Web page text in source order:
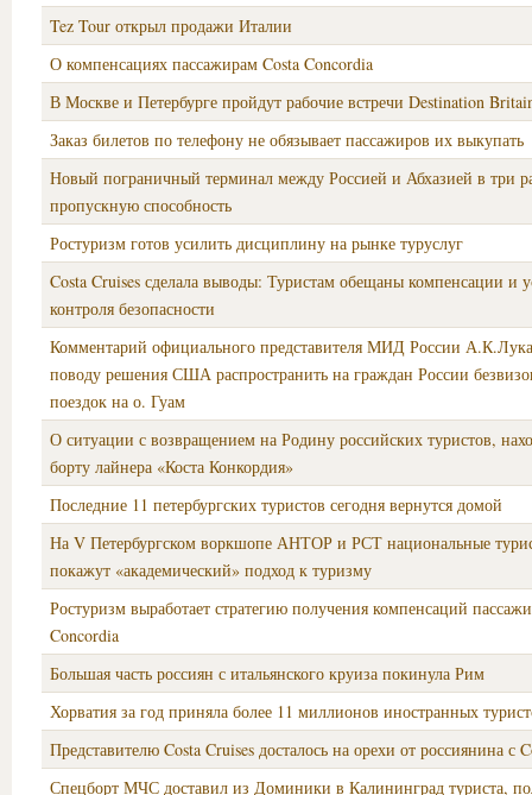
Tez Tour открыл продажи Италии
О компенсациях пассажирам Costa Concordia
В Москве и Петербурге пройдут рабочие встречи Destination
Заказ билетов по телефону не обязывает пассажиров их выкупать
Новый пограничный терминал между Россией и Абхазией в три
пропускную способность
Ростуризм готов усилить дисциплину на рынке туруслуг
Costa Cruises сделала выводы: Туристам обещаны компенсации и
контроля безопасности
Комментарий официального представителя МИД России
поводу решения США распространить на граждан России
поездок на о. Гуам
О ситуации с возвращением на Родину российских туристов,
борту лайнера «Коста Конкордия»
Последние 11 петербургских туристов сегодня вернутся домой
На V Петербургском воркшопе АНТОР и РСТ национальные
покажут «академический» подход к туризму
Ростуризм выработает стратегию получения компенсаций
Concordia
Большая часть россиян с итальянского круиза покинула Рим
Хорватия за год приняла более 11 миллионов иностранных
Представителю Costa Cruises досталось на орехи от россиянина с
Спецборт МЧС доставил из Доминики в Калининград туриста,